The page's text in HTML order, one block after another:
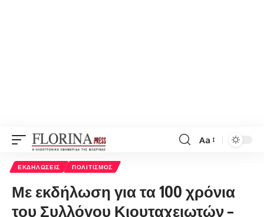
Font
Aa
ΕΚΔΗΛΏΣΕΙΣ ΠΟΛΙΤΙΣΜΌΣ
Με εκδήλωση για τα 100 χρόνια
του Συλλόγου Κιουταχειωτών –